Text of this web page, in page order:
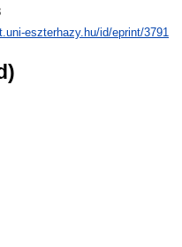
eszterhazy.hu/id/eprint/3791